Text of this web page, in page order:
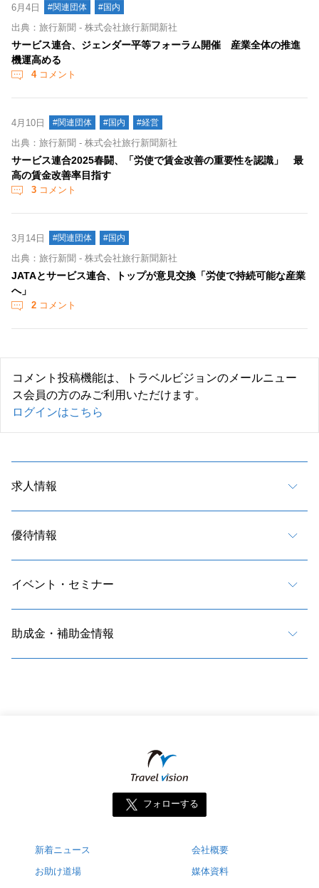
6月4日 #関連団体 #国内
出典：旅行新聞 - 株式会社旅行新聞新社
サービス連合、ジェンダー平等フォーラム開催 産業全体の推進
機運高める
4コメント
4月10日 #関連団体 #国内 #経営
出典：旅行新聞 - 株式会社旅行新聞新社
サービス連合2025春闘、「労使で賃金改善の重要性を認識」 最
高の賃金改善率目指す
3 コメント
3月14日 #関連団体 #国内
出典：旅行新聞 - 株式会社旅行新聞新社
JATAとサービス連合、トップが意見交換「労使で持続可能な産業
へ」
2 コメント
コメント投稿機能は、トラベルビジョンのメールニュー
ス会員の方のみご利用いただけます。
ログインはこちら
求人情報
優待情報
イベント・セミナー
助成金・補助金情報
フォローする
新着ニュース
お助け道場
会社概要
媒体資料